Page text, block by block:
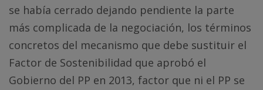
se había cerrado dejando pendiente la parte
más complicada de la negociación, los términos
concretos del mecanismo que debe sustituir el
Factor de Sostenibilidad que aprobó el
Gobierno del PP en 2013, factor que ni el PP se